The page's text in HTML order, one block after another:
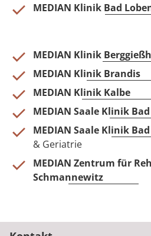
MEDIAN Klinik Bad
MEDIAN Klinik
MEDIAN Klinik Brandis
MEDIAN Klinik Kalbe
MEDIAN Saale Klinik
MEDIAN Saale Klinik
& Geriatrie
MEDIAN Zentrum für
Schmannewitz